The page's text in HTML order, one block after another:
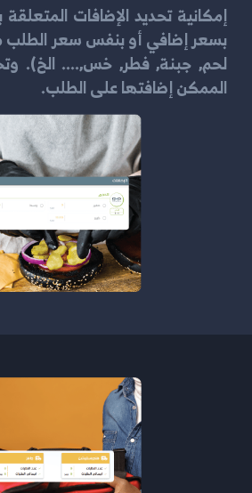
إمكانية تحديد الإضافات
بسعر إضافي أو بنفس سعر
لحم, جبنة, فطر, خس,.... الخ).
الممكن إضافتها على الطلب.